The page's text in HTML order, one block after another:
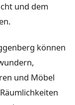
und dem
können
und Möbel